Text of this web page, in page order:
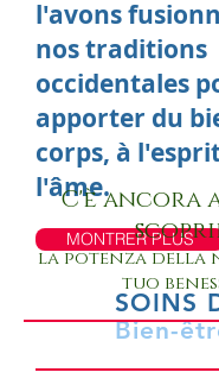
l'avons
nos traditions
occidentales
apporter du
corps, à
l'âme.
MONTRER PLUS
SOINS
Bien-
C'è ancora
la potenza della
tuo